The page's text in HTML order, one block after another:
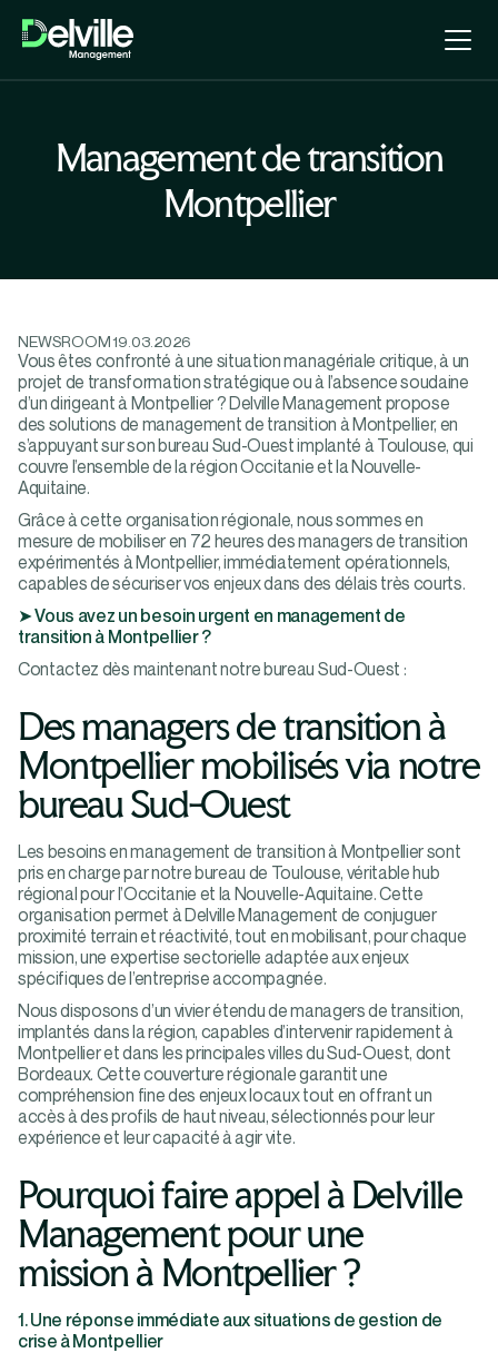
Management de transition
Montpellier
NEWSROOM19.03.2026
Vous êtes confronté à une situation managériale critique, à un
projet de transformation stratégique ou à l’absence soudaine
d’un dirigeant à Montpellier ? Delville Management propose
des solutions de management de transition à Montpellier, en
s’appuyant sur son bureau Sud-Ouest implanté à Toulouse, qui
couvre l’ensemble de la région Occitanie et la Nouvelle-
Aquitaine.
Grâce à cette organisation régionale, nous sommes en
mesure de mobiliser en 72 heures des managers de transition
expérimentés à Montpellier, immédiatement opérationnels,
capables de sécuriser vos enjeux dans des délais très courts.
➤ Vous avez un besoin urgent en management de
transition à Montpellier ?
Contactez dès maintenant notre bureau Sud-Ouest :
Des managers de transition à
Montpellier mobilisés via notre
bureau Sud-Ouest
Les besoins en management de transition à Montpellier sont
pris en charge par notre bureau de Toulouse, véritable hub
régional pour l’Occitanie et la Nouvelle-Aquitaine. Cette
organisation permet à Delville Management de conjuguer
proximité terrain et réactivité, tout en mobilisant, pour chaque
mission, une expertise sectorielle adaptée aux enjeux
spécifiques de l’entreprise accompagnée.
Nous disposons d’un vivier étendu de managers de transition,
implantés dans la région, capables d’intervenir rapidement à
Montpellier et dans les principales villes du Sud-Ouest, dont
Bordeaux. Cette couverture régionale garantit une
compréhension fine des enjeux locaux tout en offrant un
accès à des profils de haut niveau, sélectionnés pour leur
expérience et leur capacité à agir vite.
Pourquoi faire appel à Delville
Management pour une
mission à Montpellier ?
1. Une réponse immédiate aux situations de gestion de
crise à Montpellier